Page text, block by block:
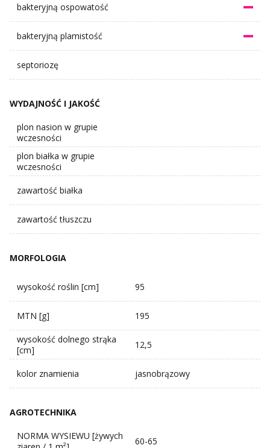
bakteryjną ospowatość
bakteryjną plamistość
septoriozę
WYDAJNOŚĆ I JAKOŚĆ
plon nasion w grupie
wczesności
plon białka w grupie
wczesności
zawartość białka
zawartość tłuszczu
MORFOLOGIA
wysokość roślin [cm] 95
MTN [g] 195
wysokość dolnego strąka
[cm]
12,5
kolor znamienia jasnobrązowy
AGROTECHNIKA
NORMA WYSIEWU [żywych
60-65